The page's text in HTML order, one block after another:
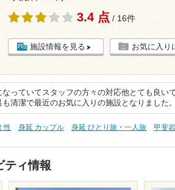
3.4 点 / 16件
施設情報を見る お気に入り
っていてスタッフの方々の対応他とても良い
清潔で最近のお気に入りの施設となりました。
性 身延 カップル 身延 ひとり旅・一人旅 甲斐
ティ情報